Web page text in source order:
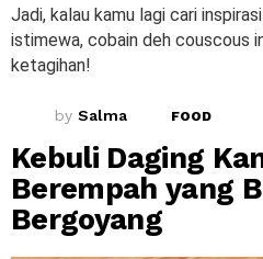
Jadi, kalau kamu lagi cari
istimewa, cobain deh couscous
ketagihan!
by Salma FOOD
Kebuli Daging
Berempah yang
Bergoyang